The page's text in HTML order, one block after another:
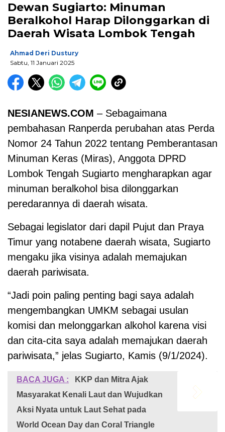
Dewan Sugiarto: Minuman
Beralkohol Harap Dilonggarkan di
Daerah Wisata Lombok Tengah
Ahmad Deri Dustury
Sabtu, 11 Januari 2025
NESIANEWS.COM – Sebagaimana
pembahasan Ranperda perubahan atas Perda
Nomor 24 Tahun 2022 tentang Pemberantasan
Minuman Keras (Miras), Anggota DPRD
Lombok Tengah Sugiarto mengharapkan agar
minuman beralkohol bisa dilonggarkan
peredarannya di daerah wisata.
Sebagai legislator dari dapil Pujut dan Praya
Timur yang notabene daerah wisata, Sugiarto
mengaku jika visinya adalah memajukan
daerah pariwisata.
“Jadi poin paling penting bagi saya adalah
mengembangkan UMKM sebagai usulan
komisi dan melonggarkan alkohol karena visi
dan cita-cita saya adalah memajukan daerah
pariwisata,” jelas Sugiarto, Kamis (9/1/2024).
BACA JUGA :
KKP dan Mitra Ajak
Masyarakat Kenali Laut dan Wujudkan
Aksi Nyata untuk Laut Sehat pada
World Ocean Day dan Coral Triangle